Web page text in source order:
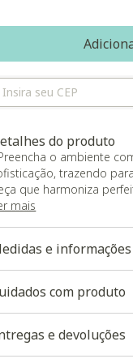
do produto
o ambiente
trazendo
que harmoniza
de madeira;
e durabilidade,
em couro
A cor marrom, por sua
perfeito
mais
e
com produto
e devoluções